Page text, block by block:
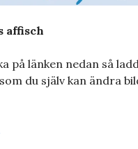
affisch
på länken nedan så
du själv kan ändra